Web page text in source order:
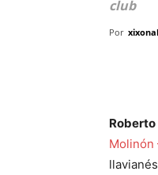
club
Por
Roberto
Molinón